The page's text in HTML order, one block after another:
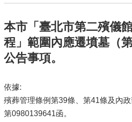
本市「臺北市第二殯儀
程」範圍內應遷墳墓（
公告事項。
依據:
殯葬管理條例第39條、第41條及內
第0980139641函。